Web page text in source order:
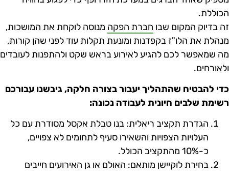
בדיוק המקום שבו חברת הפקהמנוסה לוקחת את המושכות,
את הלו"ז בקפדנות ומונעת תקלות עוד לפני שהן קורות,
שמאפשר לכם להגיע לאירוע בראש שקט ולהתפנות לעובדים
להבטיח שהתהליך יעבור בצורה חלקה, גיבשנו עבורכם
שלבים חיונית לעבודה נכונה:
הגדרת תקציב ריאלית: בנו טבלת אקסל מסודרת עם כל
העלויות הצפויות והשאירו סעיף לתחומים לא צפויים,
כ-10% מהתקציב הכולל.
בחירת לוקיישן מותאם: האולם או גן האירועים חייבים